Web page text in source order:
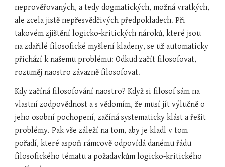
neprověřovaných, a tedy dogmatických, možná vratkých,
ale zcela jistě nepřesvědčivých předpokladech. Při
takovém zjištění logicko-kritických nároků, které jsou
na zdařilé filosofické myšlení kladeny, se už automaticky
přichází k našemu problému: Odkud začít filosofovat,
rozuměj naostro závazně filosofovat.
Kdy začíná filosofování naostro? Když si filosof sám na
vlastní zodpovědnost a s vědomím, že musí jít výlučně o
jeho osobní pochopení, začíná systematicky klást a řešit
problémy. Pak vše záleží na tom, aby je kladl v tom
pořadí, které aspoň rámcově odpovídá danému řádu
filosofického tématu a požadavkům logicko-kritického